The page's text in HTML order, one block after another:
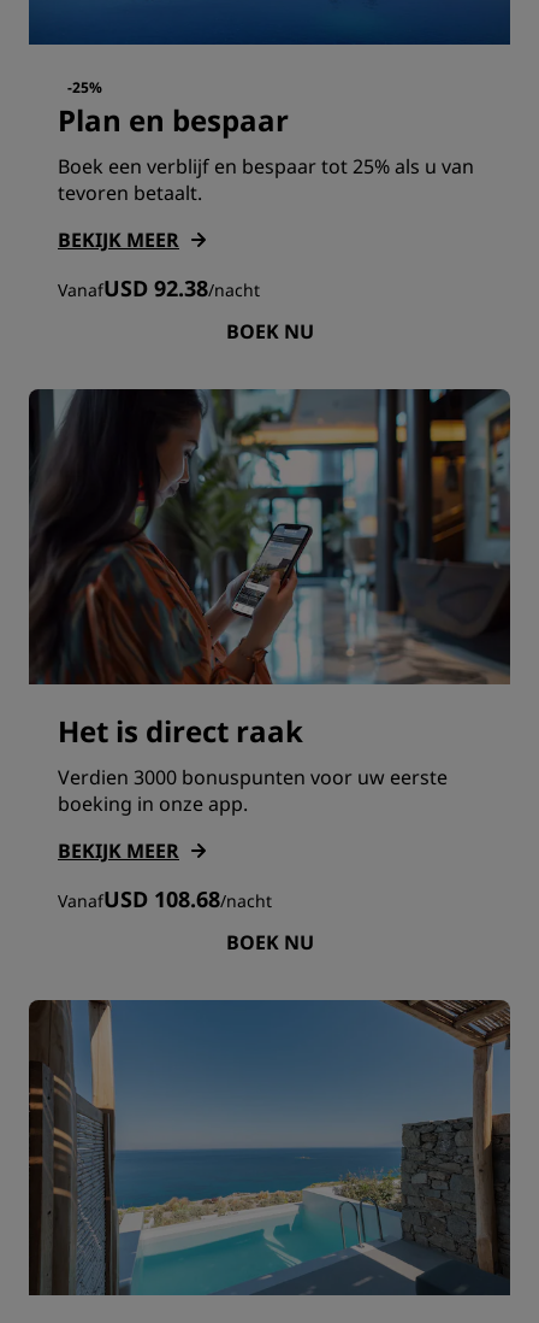
-25%
Plan en bespaar
Boek een verblijf en bespaar tot 25% als u van
tevoren betaalt.
BEKIJK MEER
VanafUSD 92.38/nacht
BOEK NU
Het is direct raak
Verdien 3000 bonuspunten voor uw eerste
boeking in onze app.
BEKIJK MEER
VanafUSD 108.68/nacht
BOEK NU